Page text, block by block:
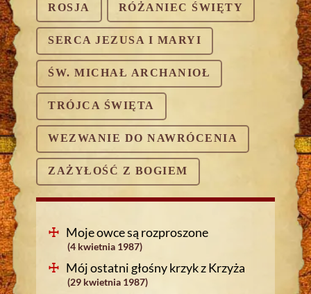
ROSJA RÓŻANIEC ŚWIĘTY
SERCA JEZUSA I MARYI
ŚW. MICHAŁ ARCHANIOŁ
TRÓJCA ŚWIĘTA
WEZWANIE DO NAWRÓCENIA
ZAŻYŁOŚĆ Z BOGIEM
Moje owce są rozproszone
(4 kwietnia 1987)
Mój ostatni głośny krzyk z Krzyża
(29 kwietnia 1987)